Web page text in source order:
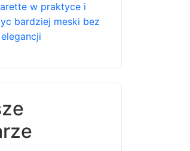
w praktyce i
bardziej meski bez